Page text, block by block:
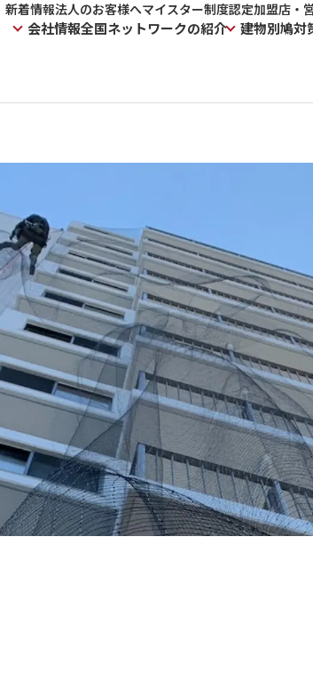
新着情報法人のお客様へマイスター制度認定加盟店・
会社情報全国ネットワークの紹介 建物別鳩対